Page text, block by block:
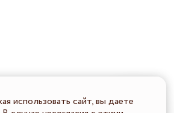
использовать сайт, вы даете